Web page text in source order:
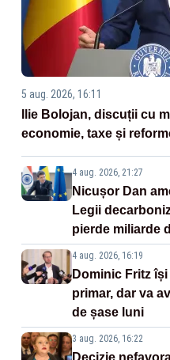
5 aug. 2026, 16:11
Ilie Bolojan, discuții cu
economie, taxe și
4 aug. 2026, 21:27
Nicușor Dan
Legii
pierde miliarde
4 aug. 2026, 16:19
Dominic Fritz
primar, dar va
de șase luni
3 aug. 2026, 16:22
Decizie